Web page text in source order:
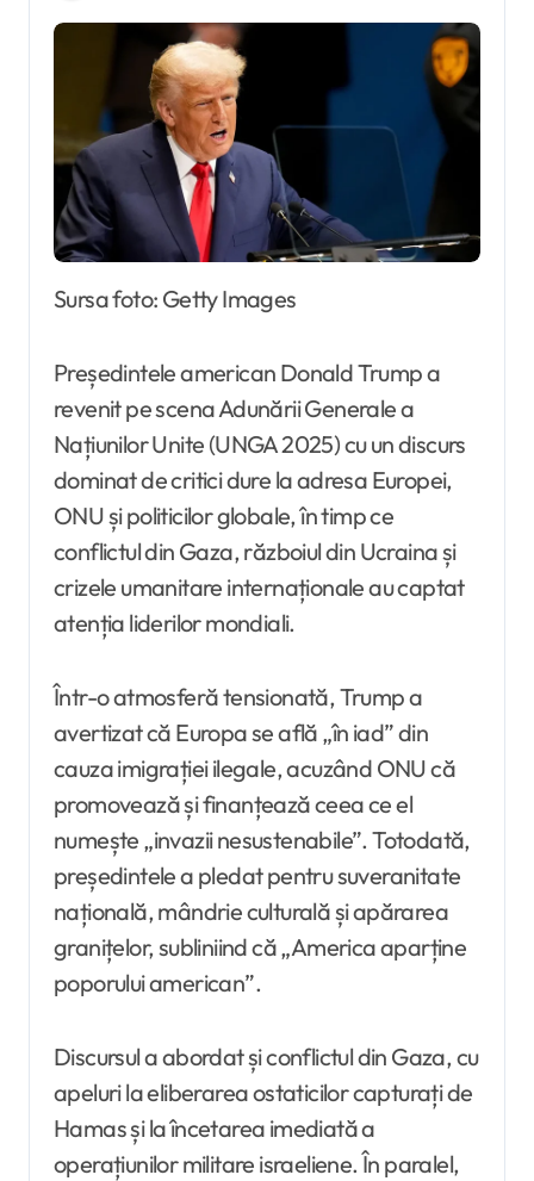
Sursa foto: Getty Images
Președintele american Donald Trump a
revenit pe scena Adunării Generale a
Națiunilor Unite (UNGA 2025) cu un discurs
dominat de critici dure la adresa Europei,
ONU și politicilor globale, în timp ce
conflictul din Gaza, războiul din Ucraina și
crizele umanitare internaționale au captat
atenția liderilor mondiali.
Într-o atmosferă tensionată, Trump a
avertizat că Europa se află „în iad” din
cauza imigrației ilegale, acuzând ONU că
promovează și finanțează ceea ce el
numește „invazii nesustenabile”. Totodată,
președintele a pledat pentru suveranitate
națională, mândrie culturală și apărarea
granițelor, subliniind că „America aparține
poporului american”.
Discursul a abordat și conflictul din Gaza, cu
apeluri la eliberarea ostaticilor capturați de
Hamas și la încetarea imediată a
operațiunilor militare israeliene. În paralel,